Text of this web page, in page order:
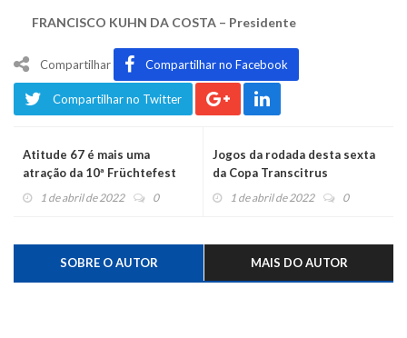
FRANCISCO KUHN DA COSTA – Presidente
Compartilhar Compartilhar no Facebook
Compartilhar no Twitter
Atitude 67 é mais uma
atração da 10ª Früchtefest
1 de abril de 2022 0
Jogos da rodada desta sexta
da Copa Transcitrus
acontecerão em Harmonia
1 de abril de 2022 0
SOBRE O AUTOR MAIS DO AUTOR